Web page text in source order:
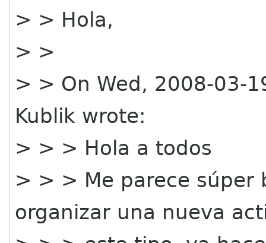
> > Hola,
> >
> > On Wed, 2008-03-
Kublik wrote:
> > > Hola a todos
> > > Me parece súper
organizar una nueva